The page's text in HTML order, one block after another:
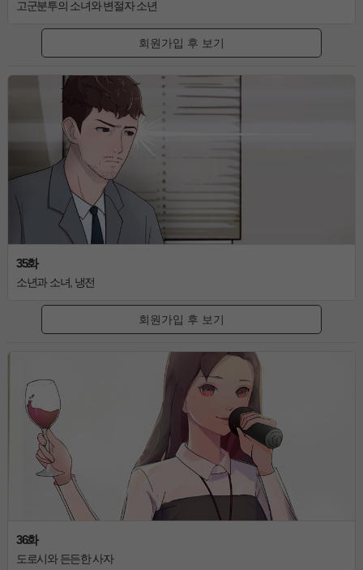
고군분투의 소녀와 변절자 소년
회원가입 후 보기
35화
소년과 소녀, 냉전
회원가입 후 보기
36화
도로시와 든든한 사자